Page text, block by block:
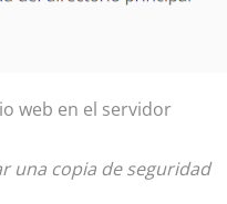
web en el servidor
una copia de seguridad